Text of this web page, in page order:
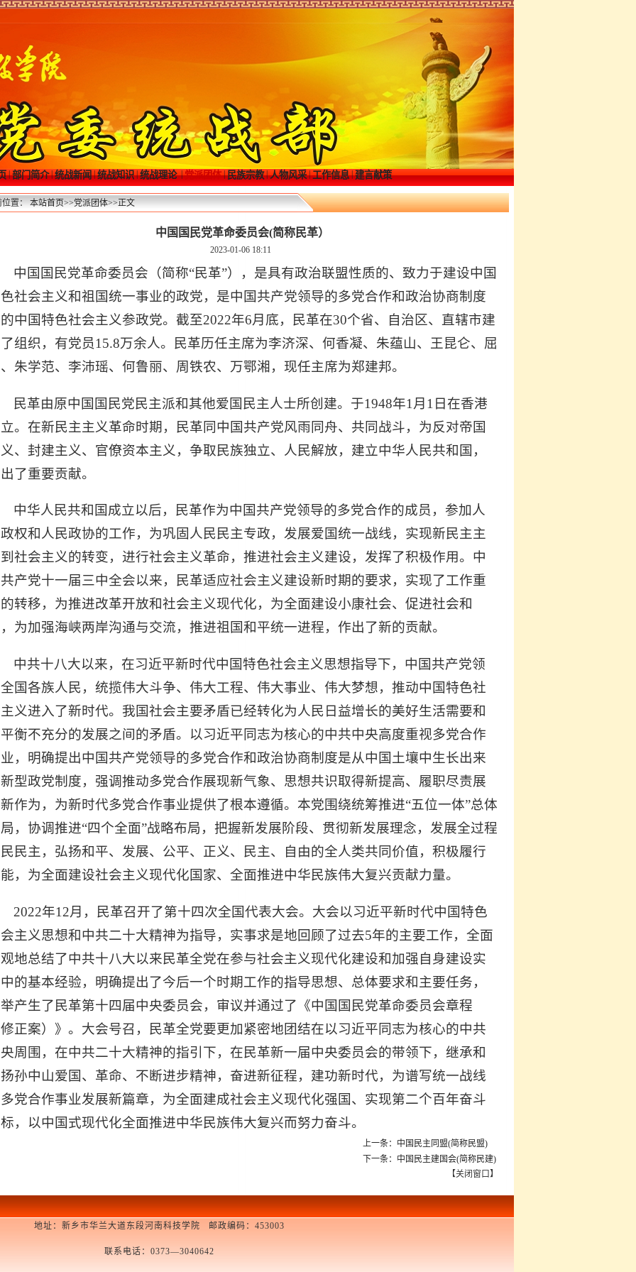
|部门简介|统战新闻|统战知识|统战理论|党派团体|民族宗教|人物风采|工作信息|建言献策
位置：本站首页>>党派团体>>正文
中国国民党革命委员会(简称民革）
2023-01-06 18:11
中国国民党革命委员会（简称“民革”），是具有政治联盟性质的、致力于建设中国
社会主义和祖国统一事业的政党，是中国共产党领导的多党合作和政治协商制度
中国特色社会主义参政党。截至2022年6月底，民革在30个省、自治区、直辖市建
组织，有党员15.8万余人。民革历任主席为李济深、何香凝、朱蕴山、王昆仑、屈
朱学范、李沛瑶、何鲁丽、周铁农、万鄂湘，现任主席为郑建邦。
民革由原中国国民党民主派和其他爱国民主人士所创建。于1948年1月1日在香港
。在新民主主义革命时期，民革同中国共产党风雨同舟、共同战斗，为反对帝国
、封建主义、官僚资本主义，争取民族独立、人民解放，建立中华人民共和国，
了重要贡献。
中华人民共和国成立以后，民革作为中国共产党领导的多党合作的成员，参加人
权和人民政协的工作，为巩固人民民主专政，发展爱国统一战线，实现新民主主
社会主义的转变，进行社会主义革命，推进社会主义建设，发挥了积极作用。中
产党十一届三中全会以来，民革适应社会主义建设新时期的要求，实现了工作重
转移，为推进改革开放和社会主义现代化，为全面建设小康社会、促进社会和
为加强海峡两岸沟通与交流，推进祖国和平统一进程，作出了新的贡献。
中共十八大以来，在习近平新时代中国特色社会主义思想指导下，中国共产党领
国各族人民，统揽伟大斗争、伟大工程、伟大事业、伟大梦想，推动中国特色社
义进入了新时代。我国社会主要矛盾已经转化为人民日益增长的美好生活需要和
衡不充分的发展之间的矛盾。以习近平同志为核心的中共中央高度重视多党合作
，明确提出中国共产党领导的多党合作和政治协商制度是从中国土壤中生长出来
型政党制度，强调推动多党合作展现新气象、思想共识取得新提高、履职尽责展
作为，为新时代多党合作事业提供了根本遵循。本党围绕统筹推进“五位一体”总体
，协调推进“四个全面”战略布局，把握新发展阶段、贯彻新发展理念，发展全过程
民主，弘扬和平、发展、公平、正义、民主、自由的全人类共同价值，积极履行
，为全面建设社会主义现代化国家、全面推进中华民族伟大复兴贡献力量。
2022年12月，民革召开了第十四次全国代表大会。大会以习近平新时代中国特色
主义思想和中共二十大精神为指导，实事求是地回顾了过去5年的主要工作，全面
地总结了中共十八大以来民革全党在参与社会主义现代化建设和加强自身建设实
的基本经验，明确提出了今后一个时期工作的指导思想、总体要求和主要任务，
产生了民革第十四届中央委员会，审议并通过了《中国国民党革命委员会章程
正案）》。大会号召，民革全党要更加紧密地团结在以习近平同志为核心的中共
周围，在中共二十大精神的指引下，在民革新一届中央委员会的带领下，继承和
孙中山爱国、革命、不断进步精神，奋进新征程，建功新时代，为谱写统一战线
党合作事业发展新篇章，为全面建成社会主义现代化强国、实现第二个百年奋斗
，以中国式现代化全面推进中华民族伟大复兴而努力奋斗。
上一条：中国民主同盟(简称民盟)
下一条：中国民主建国会(简称民建)
【关闭窗口】
地址：新乡市华兰大道东段河南科技学院 邮政编码：453003
联系电话：0373—3040642